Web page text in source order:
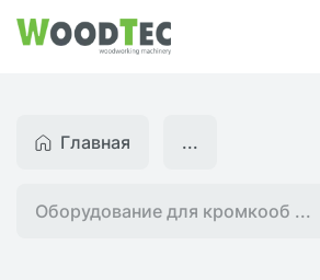
Главная
Оборудование для кромкооб ...
...